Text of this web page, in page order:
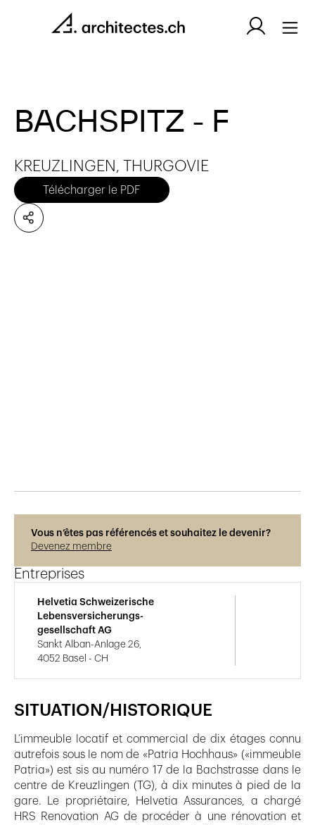
BACHSPITZ - F
KREUZLINGEN, THURGOVIE
Télécharger le PDF
SITUATION/HISTORIQUE
L’immeuble locatif et commercial de dix étages connu
autrefois sous le nom de «Patria Hochhaus» («immeuble
Patria») est sis au numéro 17 de la Bachstrasse dans le
centre de Kreuzlingen (TG), à dix minutes à pied de la
gare. Le propriétaire, Helvetia Assurances, a chargé
HRS Renovation AG de procéder à une rénovation et
Vous n’êtes pas référencés et souhaitez le devenir?
Devenez membre
Entreprises
Helvetia Schweizerische
Lebensversicherungs-
gesellschaft AG
Sankt Alban-Anlage 26,
4052 Basel - CH